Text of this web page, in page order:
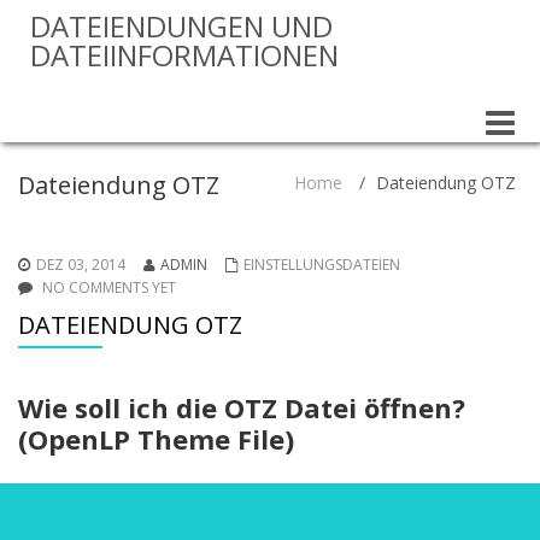
DATEIENDUNGEN UND
DATEIINFORMATIONEN
Toggle
Dateiendung OTZ Home / Dateiendung OTZ
DEZ 03, 2014 ADMIN
EINSTELLUNGSDATEIEN
NO COMMENTS YET
DATEIENDUNG OTZ
Wie soll ich die OTZ Datei öffnen?
(OpenLP Theme File)